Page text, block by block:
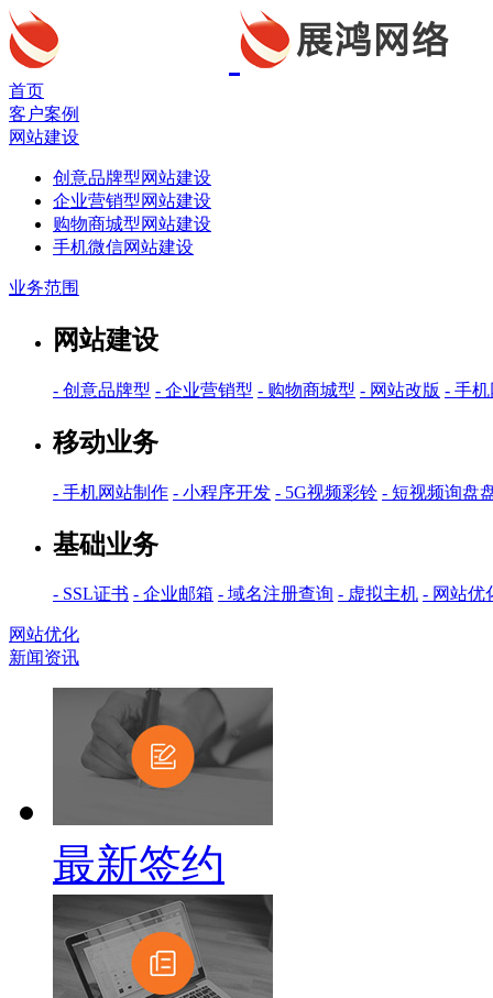
首页
客户案例
网站建设
创意品牌型网站建设
企业营销型网站建设
购物商城型网站建设
手机微信网站建设
业务范围
网站建设
- 创意品牌型 - 企业营销型 - 购物商城型 - 网站改版 - 手
移动业务
- 手机网站制作 - 小程序开发 - 5G视频彩铃 - 短视频询盘
基础业务
- SSL证书 - 企业邮箱 - 域名注册查询 - 虚拟主机 - 网站优
网站优化
新闻资讯
最新签约